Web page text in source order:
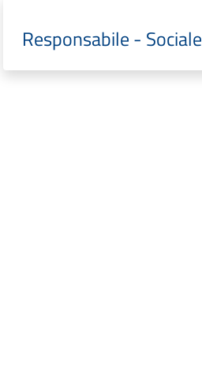
Responsabile - Sociale